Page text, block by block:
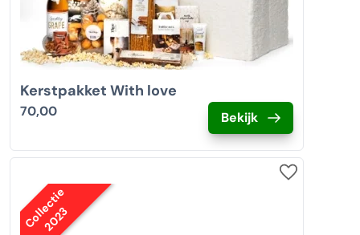
Kerstpakket With love
70,00 Bekijk
Collectie
2023